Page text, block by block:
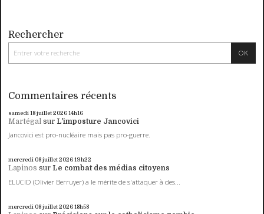
Rechercher
Commentaires récents
samedi 18juillet 202614h16
Martégal sur L'imposture Jancovici
Jancovici est pro-nucléaire mais pas pro-guerre.
mercredi 08juillet 202619h22
Lapinos sur Le combat des médias citoyens
ELUCID (Olivier Berruyer) a le mérite de s'attaquer à des...
mercredi 08juillet 202618h58